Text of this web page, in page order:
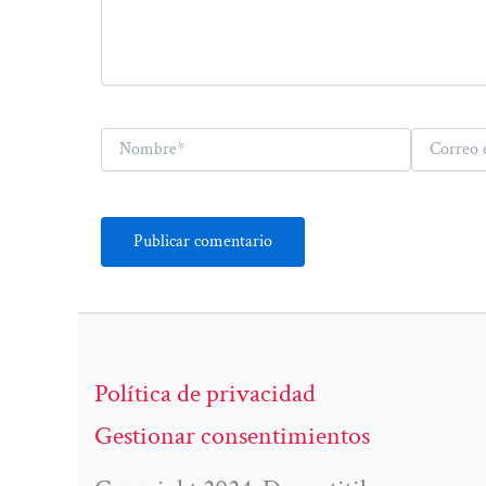
Nombre*
Correo
electrónico*
Política de privacidad
Gestionar consentimientos